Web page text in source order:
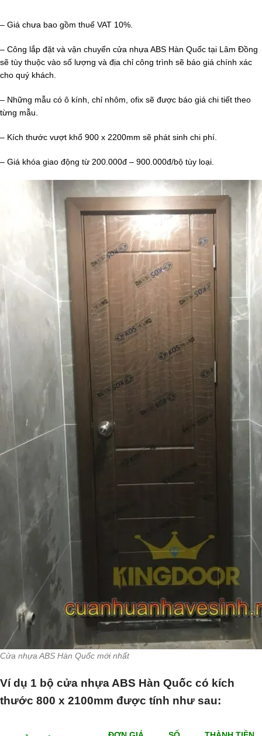
– Giá chưa bao gồm thuế VAT 10%.
– Công lắp đặt và vận chuyển cửa nhựa ABS Hàn Quốc tại Lâm Đồng
sẽ tùy thuộc vào số lượng và địa chỉ công trình sẽ báo giá chính xác
cho quý khách.
– Những mẫu có ô kính, chỉ nhôm, ofix sẽ được báo giá chi tiết theo
từng mẫu.
– Kích thước vượt khổ 900 x 2200mm sẽ phát sinh chi phí.
– Giá khóa giao động từ 200.000đ – 900.000đ/bộ tùy loại.
Cửa nhựa ABS Hàn Quốc mới nhất
Ví dụ 1 bộ cửa nhựa ABS Hàn Quốc có kích
thước 800 x 2100mm được tính như sau: